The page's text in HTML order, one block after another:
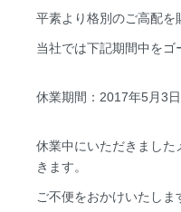
平素より格別のご高配を
当社では下記期間中をゴ
休業期間：2017年5月3
休業中にいただきまし
きます。
ご不便をおかけいたしま